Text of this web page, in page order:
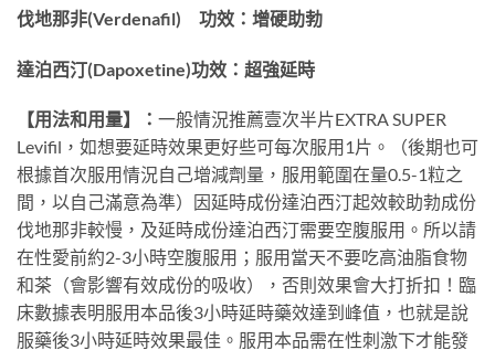
伐地那非(Verdenafil) 功效：增硬助勃
達泊西汀(Dapoxetine)功效：超強延時
【用法和用量】： 一般情況推薦壹次半片EXTRA SUPER
Levifil，如想要延時效果更好些可每次服用1片。（後期也可
根據首次服用情況自己增減劑量，服用範圍在量0.5-1粒之
間，以自己滿意為準）因延時成份達泊西汀起效較助勃成份
伐地那非較慢，及延時成份達泊西汀需要空腹服用。所以請
在性愛前約2-3小時空腹服用；服用當天不要吃高油脂食物
和茶（會影響有效成份的吸收），否則效果會大打折扣！臨
床數據表明服用本品後3小時延時藥效達到峰值，也就是說
服藥後3小時延時效果最佳。服用本品需在性刺激下才能發